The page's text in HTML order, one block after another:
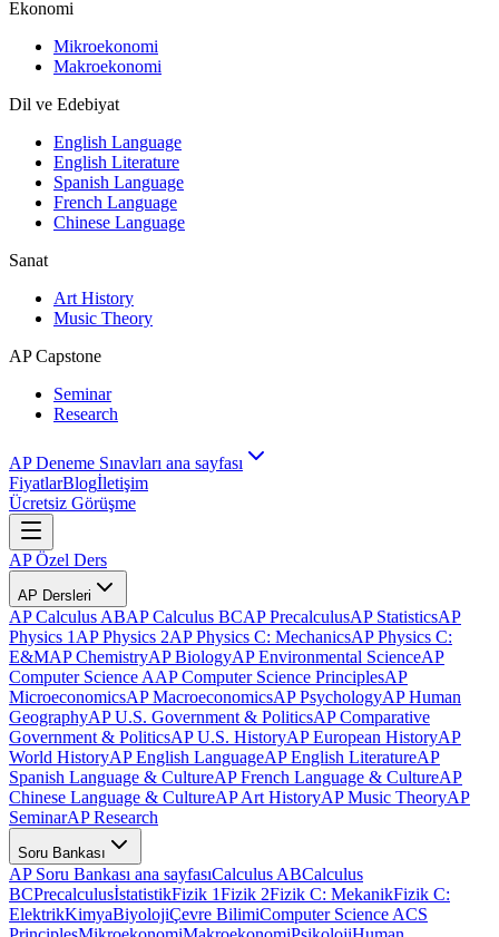
Ekonomi
Mikroekonomi
Makroekonomi
Dil ve Edebiyat
English Language
English Literature
Spanish Language
French Language
Chinese Language
Sanat
Art History
Music Theory
AP Capstone
Seminar
Research
AP Deneme Sınavları ana sayfası
FiyatlarBlogİletişim
Ücretsiz Görüşme
AP Özel Ders
AP Dersleri
AP Calculus ABAP Calculus BCAP PrecalculusAP StatisticsAP
Physics 1 AP Physics 2AP Physics C: MechanicsAP Physics C:
E&MAP ChemistryAP BiologyAP Environmental ScienceAP
Computer Science AAP Computer Science PrinciplesAP
MicroeconomicsAP MacroeconomicsAP PsychologyAP Human
GeographyAP U.S. Government & PoliticsAP Comparative
Government & PoliticsAP U.S. HistoryAP European HistoryAP
World HistoryAP English LanguageAP English LiteratureAP
Spanish Language & CultureAP French Language & CultureAP
Chinese Language & CultureAP Art HistoryAP Music TheoryAP
SeminarAP Research
Soru Bankası
AP Soru Bankası ana sayfasıCalculus ABCalculus
BCPrecalculusİstatistikFizik 1Fizik 2Fizik C: MekanikFizik C:
ElektrikKimyaBiyolojiÇevre BilimiComputer Science ACS